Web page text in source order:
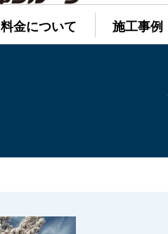
料金について 施工事例